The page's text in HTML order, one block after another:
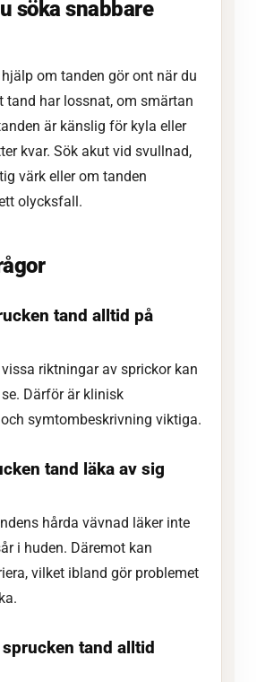
söka snabbare
om tanden gör ont när du
tand har lossnat, om smärtan
är känslig för kyla eller
kvar. Sök akut vid svullnad,
värk eller om tanden
olycksfall.
tand alltid på
riktningar av sprickor kan
Därför är klinisk
symtombeskrivning viktiga.
tand läka av sig
hårda vävnad läker inte
i huden. Däremot kan
vilket ibland gör problemet
tand alltid